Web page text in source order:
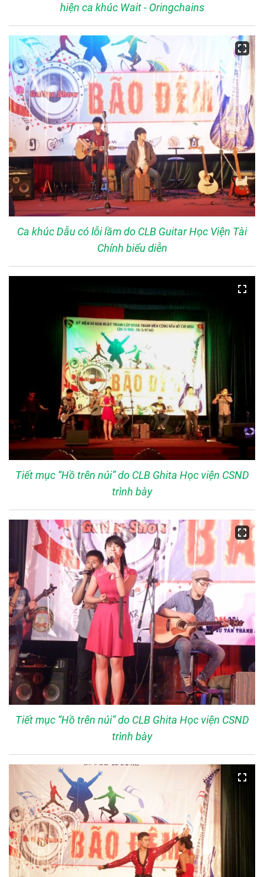
hiện ca khúc Wait - Oringchains
Ca khúc Dẫu có lỗi lầm do CLB Guitar Học Viện Tài
Chính biểu diễn
Tiết mục “Hồ trên núi” do CLB Ghita Học viện CSND
trình bày
Tiết mục “Hồ trên núi” do CLB Ghita Học viện CSND
trình bày